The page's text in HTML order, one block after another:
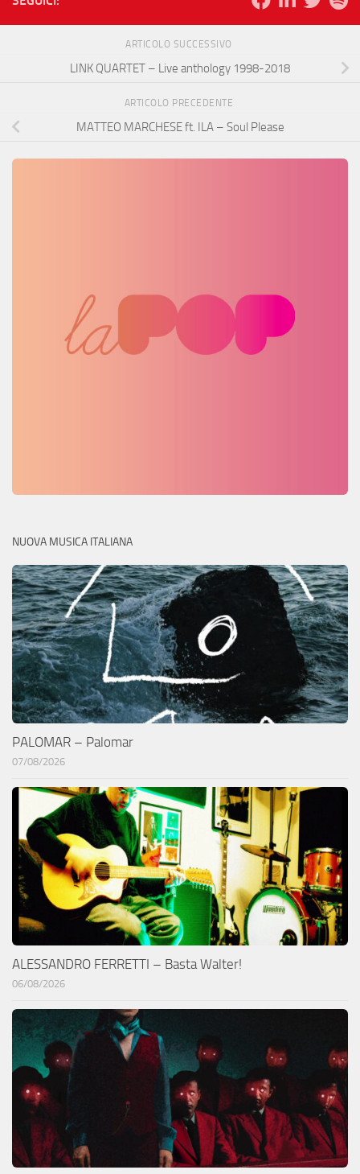
ARTICOLO SUCCESSIVO
LINK QUARTET – Live anthology 1998-2018
ARTICOLO PRECEDENTE
MATTEO MARCHESE ft. ILA – Soul Please
NUOVA MUSICA ITALIANA
PALOMAR – Palomar
07/08/2026
ALESSANDRO FERRETTI – Basta Walter!
06/08/2026